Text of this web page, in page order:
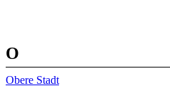
O
Obere Stadt